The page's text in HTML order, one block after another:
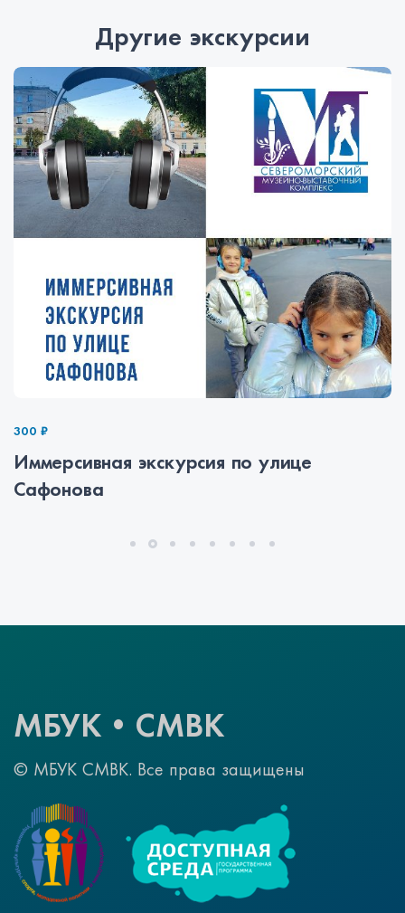
Другие экскурсии
300 ₽
Иммерсивная экскурсия по улице
Сафонова
МБУК•СМВК
© МБУК СМВК. Все права защищены